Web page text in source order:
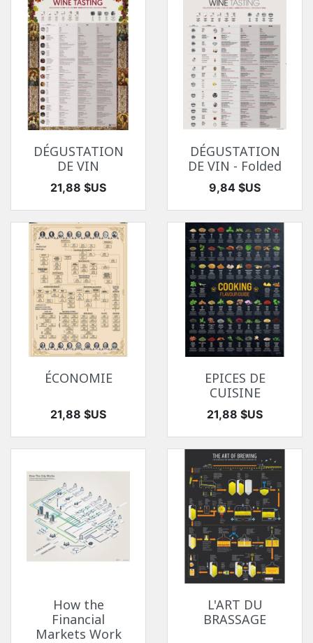
DÉGUSTATION
DE VIN
Prix
21,88 $US
DÉGUSTATION
DE VIN - Folded
Prix
9,84 $US
ÉCONOMIE
Prix
21,88 $US
EPICES DE
CUISINE
Prix
21,88 $US
How the
Financial
Markets Work
L'ART DU
BRASSAGE